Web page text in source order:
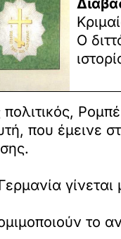
Ο
που έμεινε
το